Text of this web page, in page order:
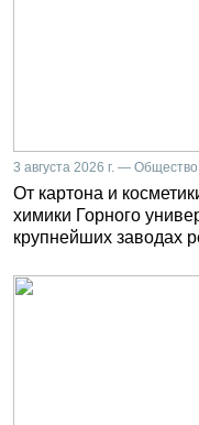
3 августа 2026 г. — Общество
От картона и
химики Горного
крупнейших заводах